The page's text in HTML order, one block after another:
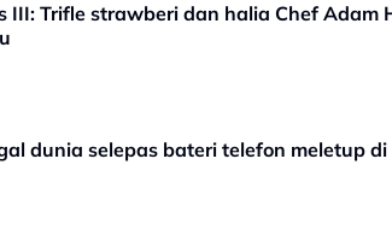
III: Trifle strawberi dan halia Chef Adam
dunia selepas bateri telefon meletup di